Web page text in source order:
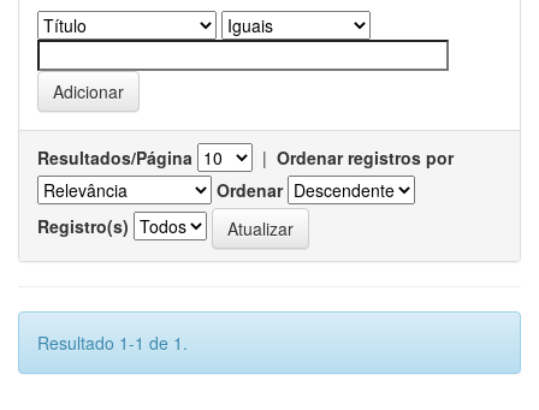
Resultados/Página | Ordenar registros por
Ordenar
Registro(s)
Resultado 1-1 de 1.